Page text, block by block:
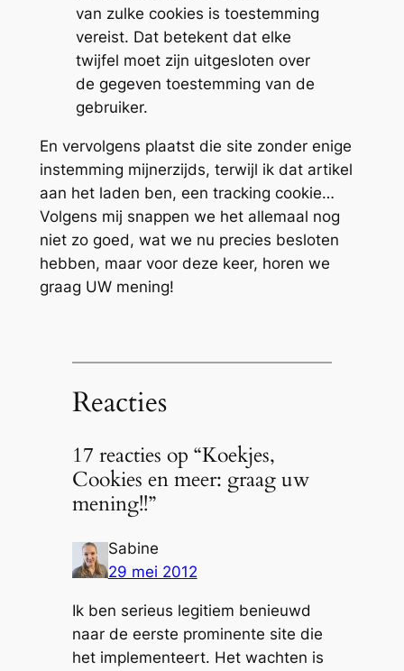
van zulke cookies is toestemming
vereist. Dat betekent dat elke
twijfel moet zijn uitgesloten over
de gegeven toestemming van de
gebruiker.
En vervolgens plaatst die site zonder enige
instemming mijnerzijds, terwijl ik dat artikel
aan het laden ben, een tracking cookie…
Volgens mij snappen we het allemaal nog
niet zo goed, wat we nu precies besloten
hebben, maar voor deze keer, horen we
graag UW mening!
Reacties
17 reacties op “Koekjes,
Cookies en meer: graag uw
mening!!”
Sabine
29 mei 2012
Ik ben serieus legitiem benieuwd
naar de eerste prominente site die
het implementeert. Het wachten is